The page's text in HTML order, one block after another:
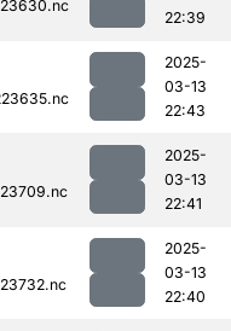
22:39
2025-
03-13
22:43
2025-
03-13
22:41
2025-
03-13
22:40